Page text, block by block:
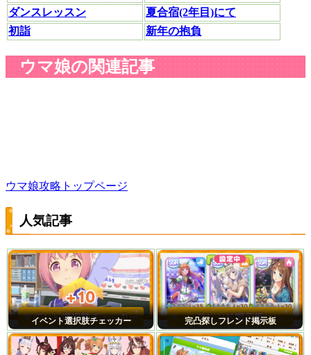
ダンスレッスン
夏合宿(2年目)にて
初詣
新年の抱負
ウマ娘の関連記事
ウマ娘攻略トップページ
人気記事
イベント選択肢チェッカー 完凸探しフレンド掲示板